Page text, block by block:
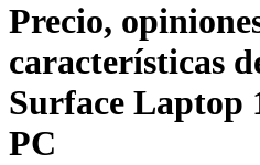
Precio,
características
Surface Laptop
PC